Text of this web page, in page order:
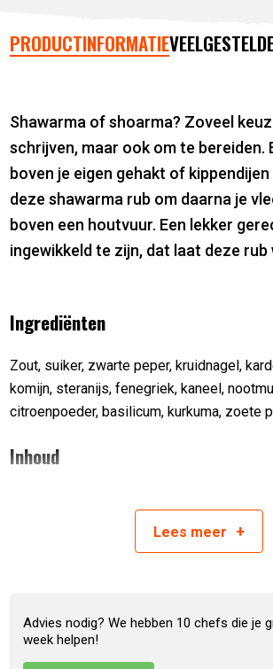
PRODUCTINFORMATIE
Shawarma of shoarma? Zoveel
schrijven, maar ook om te bereiden.
boven je eigen gehakt of
deze shawarma rub om daarna je
boven een houtvuur. Een lekker
ingewikkeld te zijn, dat laat deze rub
Ingrediënten
Zout, suiker, zwarte peper, kruidnagel,
komijn, steranijs, fenegriek, kaneel,
citroenpoeder, basilicum, kurkuma, zoete
Inhoud
5060657370906
Lees meer +
Advies nodig? We hebben 10 chefs die je
week helpen!